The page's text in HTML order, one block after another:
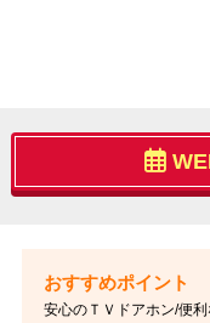
安心のＴＶドアホン/便